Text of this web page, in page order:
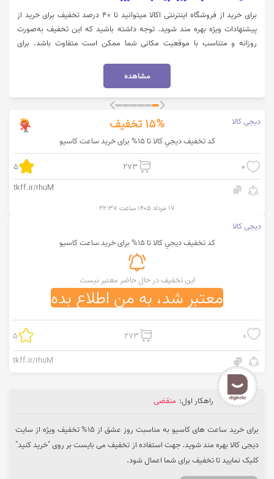
برای خرید از فروشگاه اینترنتی اکالا میتوانید تا 40 درصد تخفیف برای خرید از
پیشنهادات ویژه بهره مند شوید. توجه داشته باشید که این تخفیف به‌صورت
روزانه و متناسب با موقعیت مکانی شما ممکن است متفاوت باشد. برای
مشاهده
دیجی کالا 15% تخفیف
کد تخفيف ديجي كالا تا 15% برای خرید ساعت کاسیو
0
273
5
tkff.ir/rhuM
۱۷ مرداد ۱۴۰۵ ساعت ۲۲:۳۷
دیجی کالا
کد تخفيف ديجي كالا تا 15% برای خرید ساعت کاسیو
این تخفیف در حال حاضر معتبر نیست
معتبر شد، به من اطلاع بده
0
273
5
tkff.ir/rhuM
راهکار اول: منقضی
برای خرید ساعت های کاسیو به مناسبت روز عشق از 15% تخفیف ویژه از سایت
دیجی کالا بهره مند شوید. جهت استفاده از تخفیف می بایست بر روی "خرید کنید"
کلیک نمایید تا تخفیف برای شما اعمال شود.